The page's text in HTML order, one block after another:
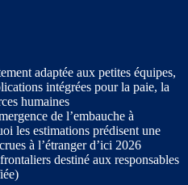
adaptée aux petites équipes,
intégrées pour la paie, la
humaines
de l’embauche à
les estimations prédisent une
à l’étranger d’ici 2026
destiné aux responsables